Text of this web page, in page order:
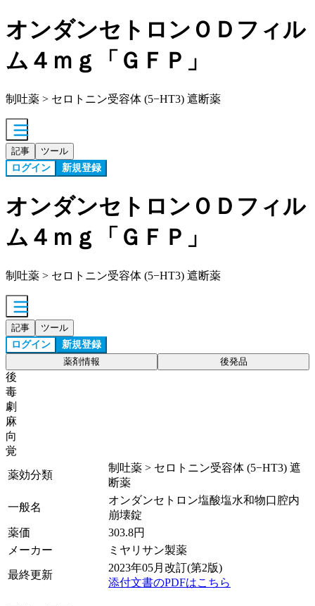
オンダンセトロンＯＤフィル
ム４ｍｇ「ＧＦＰ」
制吐薬 > セロトニン受容体 (5−HT3) 遮断薬
記事 ツール
ログイン 新規登録
オンダンセトロンＯＤフィル
ム４ｍｇ「ＧＦＰ」
制吐薬 > セロトニン受容体 (5−HT3) 遮断薬
記事 ツール
ログイン 新規登録
薬剤情報 後発品
後
毒
劇
麻
向
覚
薬効分類
制吐薬 > セロトニン受容体 (5−HT3) 遮
断薬
一般名
オンダンセトロン塩酸塩水和物口腔内
崩壊錠
薬価
303.8円
メーカー
ミヤリサン製薬
最終更新
2023年05月改訂(第2版)
添付文書のPDFはこちら